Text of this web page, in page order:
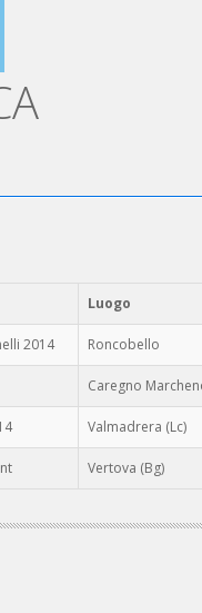
Luogo
2014 Roncobello
Caregno
Valmadrera (Lc)
Vertova (Bg)